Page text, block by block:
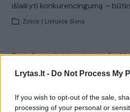
Lrytas.lt - Do Not Process My
If you wish to opt-out of the sale,
processing of your personal or
išlaikyti konkurencingumą –
Žinios Lietuvos diena
Prakalbo apie itin teigiamą